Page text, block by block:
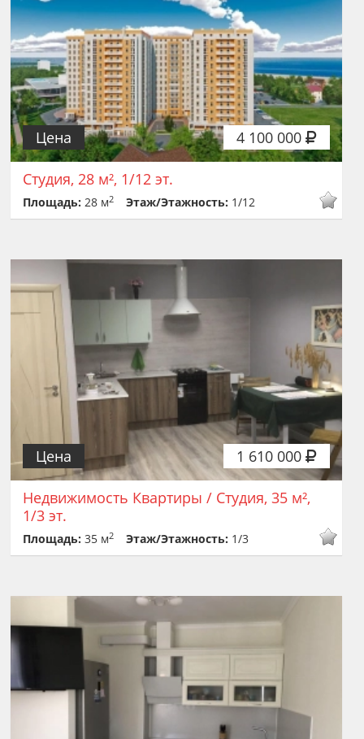
4 100 000
Цена
Студия, 28 м², 1/12 эт.
Площадь:28 м2 Этаж/Этажность: 1/12
1 610 000
Цена
Недвижимость Квартиры / Студия, 35 м²,
1/3 эт.
Площадь:35 м2 Этаж/Этажность: 1/3